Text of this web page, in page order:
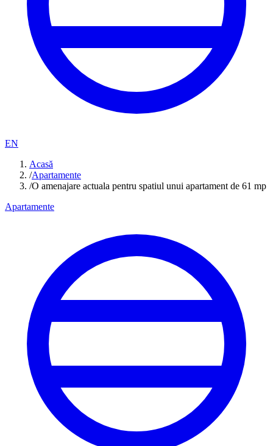
EN
Acasă
/Apartamente
/O amenajare actuala pentru spatiul unui apartament de 61 mp
Apartamente